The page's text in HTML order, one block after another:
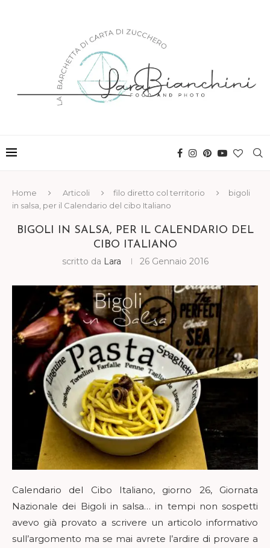
Home Articoli filo diretto col territorio
bigoli
in salsa, per il Calendario del cibo Italiano
BIGOLI IN SALSA, PER IL CALENDARIO DEL
CIBO ITALIANO
scritto da Lara 26 Gennaio 2016
Calendario del Cibo Italiano, giorno 26, Giornata
Nazionale dei Bigoli in salsa… in tempi non sospetti
avevo già provato a scrivere un articolo informativo
sull’argomento ma se mai avrete l’ardire di provare a